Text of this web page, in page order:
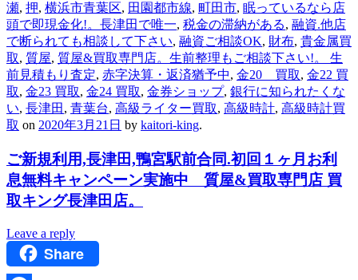
瀬, 押, 横浜市青葉区, 田園都市線, 町田市, 眠っているなら店
頭で即現金化!。長津田で唯一, 税金の滞納がある, 融資.他店
で断られても相談して下さい, 融資ご相談OK, 財布, 貴金属買
取, 質屋, 質屋&買取専門店。生前整理もご相談下さい!。 生
前見積もり査定, 赤字決算・返済猶予中, 金20 買取, 金22 買
取, 金23 買取, 金24 買取, 金券ショップ, 銀行に知られたくな
い, 長津田 , 青葉台, 高級ライター買取, 高級時計, 高級時計買
取 on 2020年3月21日 by kaitori-king.
ご新規利用,長津田,鴨宮駅前合同.初回１ヶ月お利
息無料キャンペーン実施中 質屋&買取専門店 買
取キング長津田店。
Leave a reply
Share